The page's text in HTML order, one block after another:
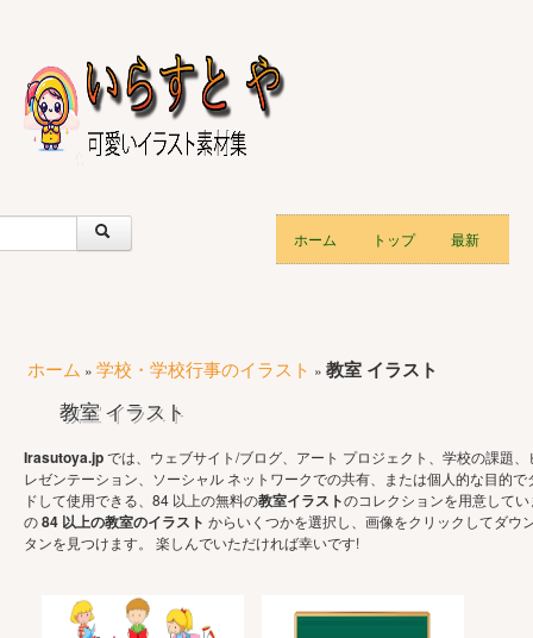
ホーム トップ 最新
ホーム » 学校・学校行事のイラスト » 教室 イラスト
教室 イラスト
Irasutoya.jpでは、ウェブサイト/ブログ、アート プロジェクト、学校の課題、
レゼンテーション、ソーシャル ネットワークでの共有、または個人的な目的で
ドして使用できる、84 以上の無料の教室イラストのコレクションを用意して
の84 以上の教室のイラスト からいくつかを選択し、画像をクリックしてダウ
タンを見つけます。 楽しんでいただければ幸いです!